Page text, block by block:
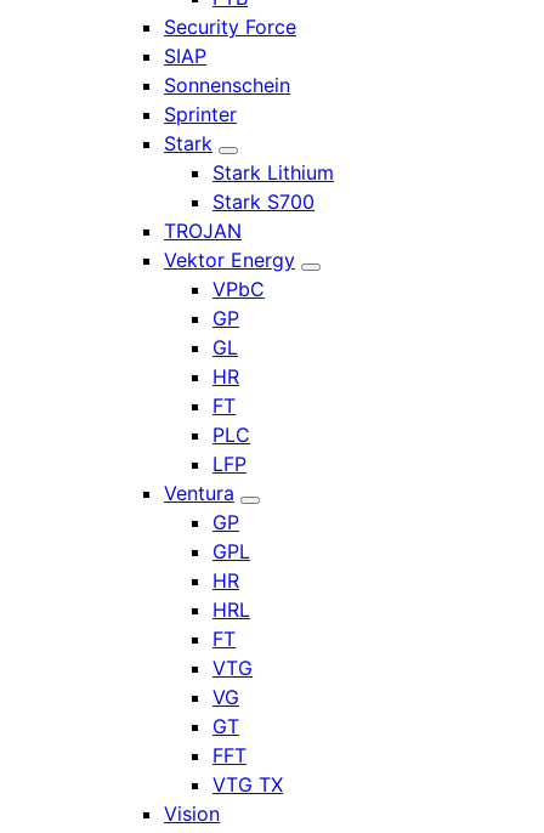
Security Force
SIAP
Sonnenschein
Sprinter
Stark
Stark Lithium
Stark S700
TROJAN
Vektor Energy
VPbC
GP
GL
HR
FT
PLC
LFP
Ventura
GP
GPL
HR
HRL
FT
VTG
VG
GT
FFT
VTG TX
Vision